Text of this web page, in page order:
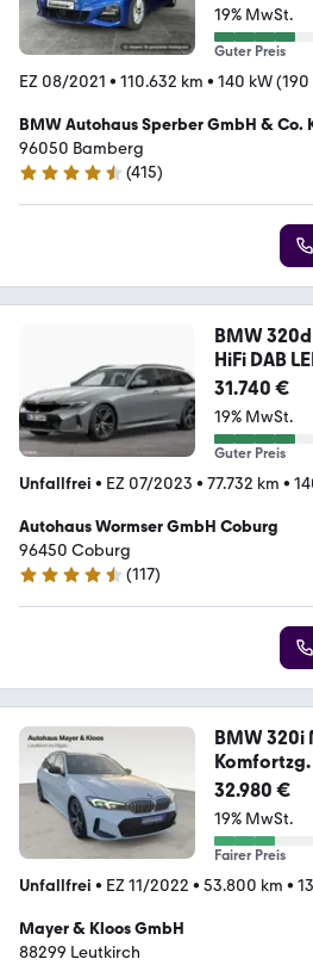
19% MwSt.
Guter Preis
EZ 08/2021 • 110.632 km • 140 kW (190
BMW Autohaus Sperber GmbH & Co.
96050 Bamberg
4.4 Sterne
(415)
BMW
HiFi DAB
31.740 €
19% MwSt.
Guter Preis
Unfallfrei • EZ 07/2023 • 77.732 km •
Autohaus Wormser GmbH Coburg
96450 Coburg
4.5 Sterne
(117)
BMW 320i
32.980 €
19% MwSt.
Fairer Preis
Unfallfrei • EZ 11/2022 • 53.800 km •
Mayer & Kloos GmbH
88299 Leutkirch